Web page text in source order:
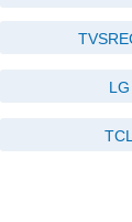
LG
TCL